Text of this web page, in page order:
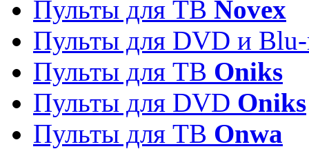
Пульты для ТВ Novex
Пульты для DVD и
Пульты для ТВ Oniks
Пульты для DVD Oniks
Пульты для ТВ Onwa